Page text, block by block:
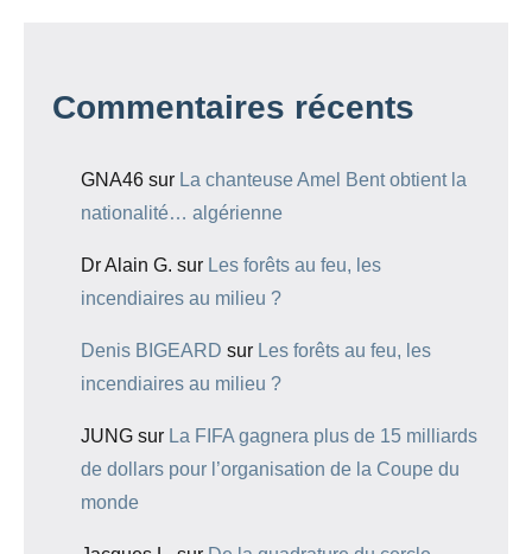
Commentaires récents
GNA46 sur La chanteuse Amel Bent obtient la
nationalité… algérienne
Dr Alain G. sur Les forêts au feu, les
incendiaires au milieu ?
Denis BIGEARD sur Les forêts au feu, les
incendiaires au milieu ?
JUNG sur La FIFA gagnera plus de 15 milliards
de dollars pour l’organisation de la Coupe du
monde